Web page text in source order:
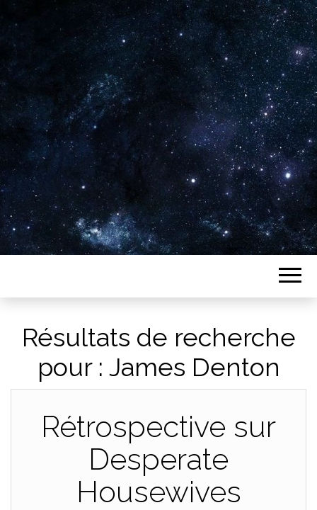
Plus de 2800 critiques de films
Résultats de recherche
pour : James Denton
Rétrospective sur
Desperate
Housewives